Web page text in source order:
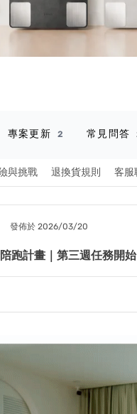
與挑戰 退換貨規則 客服
專案更新 2 常見問答
發佈於 2026/03/20
跑計畫｜第三週任務開